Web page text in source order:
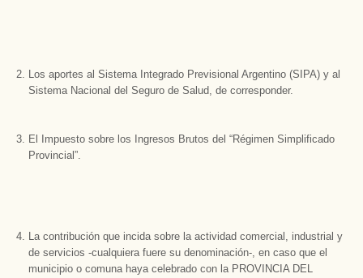
Los aportes al Sistema Integrado Previsional Argentino (SIPA) y al
Sistema Nacional del Seguro de Salud, de corresponder.
El Impuesto sobre los Ingresos Brutos del “Régimen Simplificado
Provincial”.
La contribución que incida sobre la actividad comercial, industrial y
de servicios -cualquiera fuere su denominación-, en caso que el
municipio o comuna haya celebrado con la PROVINCIA DEL